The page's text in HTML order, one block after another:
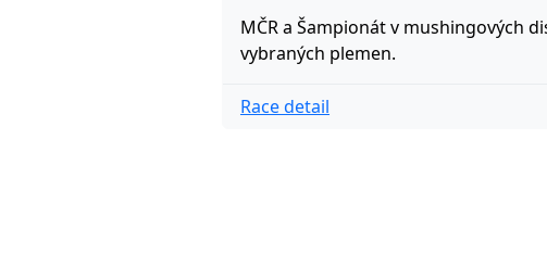
MČR a Šampionát v mushingových
vybraných plemen.
Race detail